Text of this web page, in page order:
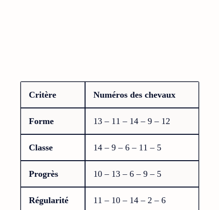
Critère Numéros des chevaux
Forme 13 – 11 – 14 – 9 – 12
Classe 14 – 9 – 6 – 11 – 5
Progrès 10 – 13 – 6 – 9 – 5
Régularité 11 – 10 – 14 – 2 – 6